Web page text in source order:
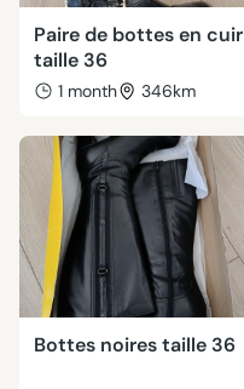
Paire de bottes en cuir
taille 36
1 month 346km
Bottes noires taille 36